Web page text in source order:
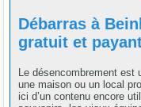
Débarras à
gratuit et
Le désencombrement est
une maison ou un local
ici d’un contenu encore